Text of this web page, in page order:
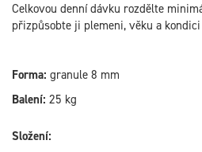
Celkovou denní dávku rozdělte
přizpůsobte ji plemeni, věku a kondici
Forma: granule 8 mm
Balení: 25 kg
Složení: